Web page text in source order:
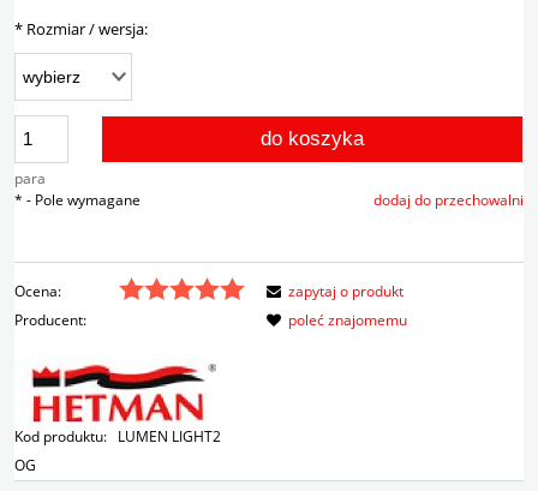
* Rozmiar / wersja:
para
do koszyka
dodaj do przechowalni
* - Pole wymagane
Ocena:
Producent:
Kod produktu: LUMEN LIGHT2
OG
zapytaj o produkt
poleć znajomemu